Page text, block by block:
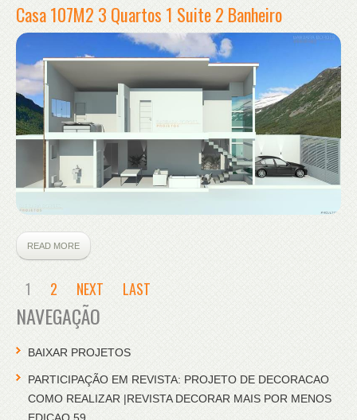
Casa 107M2 3 Quartos 1 Suite 2 Banheiro
READ MORE
1 2 NEXT LAST
NAVEGAÇÃO
BAIXAR PROJETOS
PARTICIPAÇÃO EM REVISTA: PROJETO DE DECORACAO
COMO REALIZAR |REVISTA DECORAR MAIS POR MENOS